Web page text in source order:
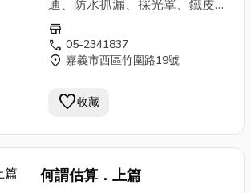
通、防水抓漏、採光罩、鐵皮
屋、壁癌處理、泥作土水、房屋
油漆、房屋翻修、
電維修、室內裝修、高低壓補
袋、水上、梅山、竹崎、新營、
行。
store
call 05-2341837
location_on 嘉義市西區竹圍路19號
favorite收藏
何謂估算．上篇